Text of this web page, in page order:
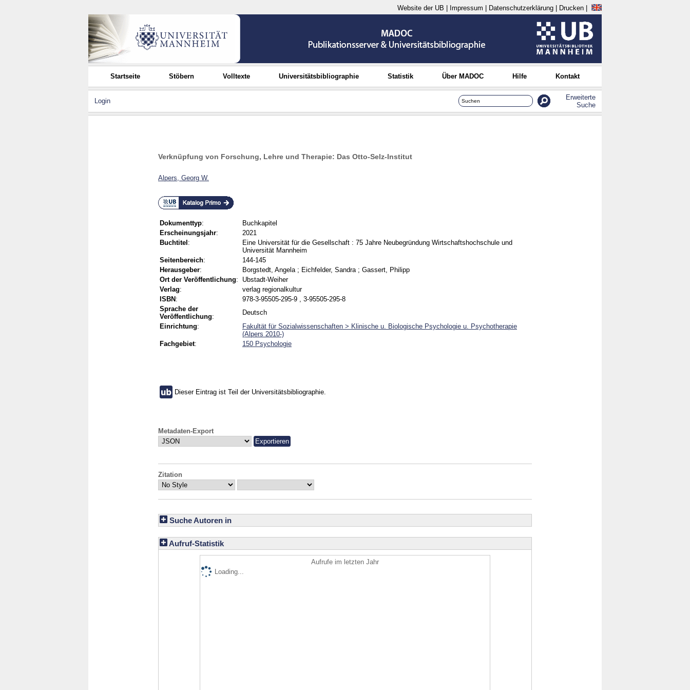
Website der UB Impressum Datenschutzerklärung Drucken
Startseite Stöbern Volltexte Universitätsbibliographie Statistik Über MADOC Hilfe Kontakt
Login
Erweiterte
Suche
Verknüpfung von Forschung, Lehre und Therapie: Das Otto-Selz-Institut
Alpers, Georg W.
Dokumenttyp:
Buchkapitel
Erscheinungsjahr:
2021
Buchtitel :
Eine Universität für die Gesellschaft : 75 Jahre Neubegründung Wirtschaftshochschule und
Universität Mannheim
Seitenbereich:
144-145
Herausgeber: Borgstedt, Angela ; Eichfelder, Sandra ; Gassert, Philipp
Ort der Veröffentlichung:
Ubstadt-Weiher
Verlag:
verlag regionalkultur
ISBN :
978-3-95505-295-9 , 3-95505-295-8
Sprache der
Veröffentlichung:
Deutsch
Einrichtung:
Fakultät für Sozialwissenschaften > Klinische u. Biologische Psychologie u. Psychotherapie
(Alpers 2010-)
Fachgebiet: 150 Psychologie
Dieser Eintrag ist Teil der Universitätsbibliographie.
Metadaten-Export
Zitation
Suche Autoren in
Aufruf-Statistik
Aufrufe im letzten Jahr
Loading...